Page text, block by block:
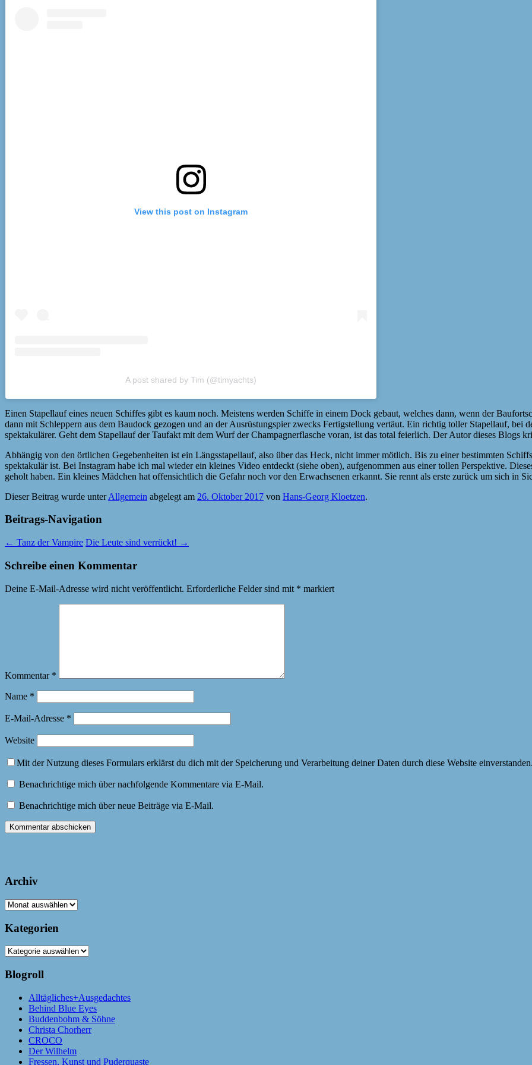
View this post on Instagram
A post shared by Tim (@timyachts)
Einen Stapellauf eines neuen Schiffes gibt es kaum noch. Meistens werden Schiffe in einem Dock gebaut, welches dann, wenn der
dann mit Schleppern aus dem Baudock gezogen und an der Ausrüstungspier zwecks Fertigstellung vertäut. Ein richtig toller Stapellauf, bei
spektakulärer. Geht dem Stapellauf der Taufakt mit dem Wurf der Champagnerflasche voran, ist das total feierlich. Der Autor dieses Blogs
Abhängig von den örtlichen Gegebenheiten ist ein Längsstapellauf, also über das Heck, nicht immer mötlich. Bis zu einer bestimmten
spektakulär ist. Bei Instagram habe ich mal wieder ein kleines Video entdeckt (siehe oben), aufgenommen aus einer tollen Perspektive.
geholt haben. Ein kleines Mädchen hat offensichtlich die Gefahr noch vor den Erwachsenen erkannt. Sie rennt als erste zurück um sich in
Dieser Beitrag wurde unterAllgemein abgelegt am 26. Oktober 2017 von Hans-Georg Kloetzen.
Beitrags-Navigation
← Tanz der Vampire Die Leute sind verrückt! →
Schreibe einen Kommentar
Deine E-Mail-Adresse wird nicht veröffentlicht. Erforderliche Felder sind mit * markiert
Kommentar *
Name *
E-Mail-Adresse *
Website
Mit der Nutzung dieses Formulars erklärst du dich mit der Speicherung und Verarbeitung deiner Daten durch diese Website
Benachrichtige mich über nachfolgende Kommentare via E-Mail.
Benachrichtige mich über neue Beiträge via E-Mail.
Archiv
Archiv
Kategorien
Kategorien
Blogroll
Alltägliches+Ausgedachtes
Behind Blue Eyes
Buddenbohm & Söhne
Christa Chorherr
CROCO
Der Wilhelm
Fressen, Kunst und Puderquaste